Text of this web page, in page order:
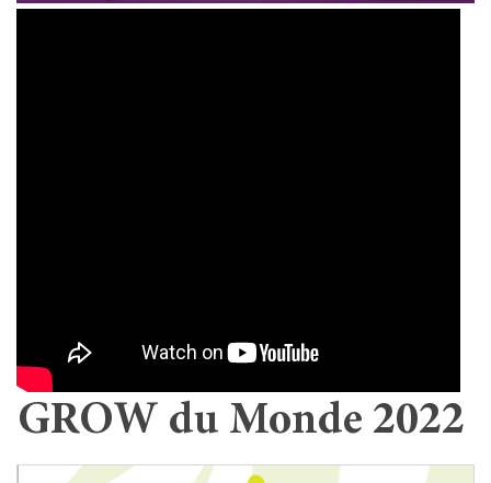
GROW du Monde 2022